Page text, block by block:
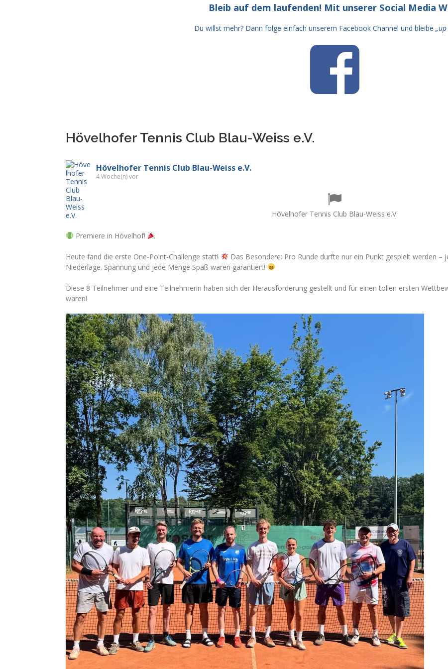
Bleib auf dem laufenden! Mit unserer Social Media
Du willst mehr? Dann folge einfach unserem Facebook Channel und bleibe
Hövelhofer Tennis Club Blau-Weiss e.V.
Hövelhofer Tennis Club Blau-Weiss e.V.
4 Woche(n) vor
Hövelhofer Tennis Club Blau-Weiss e.V.
Premiere in Hövelhof!
Heute fand die erste One-Point-Challenge statt!
Das Besondere: Pro Runde durfte nur ein Punkt gespielt werden –
Niederlage. Spannung und jede Menge Spaß waren garantiert!
Diese 8 Teilnehmer und eine Teilnehmerin haben sich der Herausforderung gestellt und für einen tollen ersten
waren!